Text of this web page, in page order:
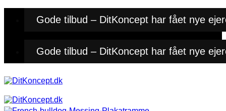
Gode tilbud – DitKoncept har fået nye
Gode tilbud – DitKoncept har fået nye